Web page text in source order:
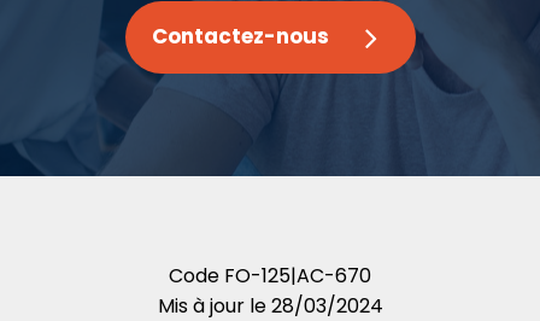
Contactez-nous
Code FO-125|AC-670
Mis à jour le28/03/2024